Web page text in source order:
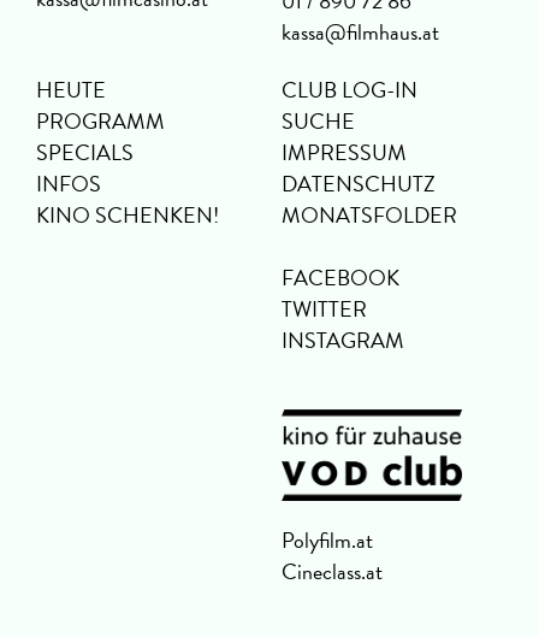
kassa@filmhaus.at
HEUTE
PROGRAMM
SPECIALS
INFOS
KINO SCHENKEN!
CLUB LOG-IN
SUCHE
IMPRESSUM
DATENSCHUTZ
MONATSFOLDER
FACEBOOK
TWITTER
INSTAGRAM
Polyfilm.at
Cineclass.at